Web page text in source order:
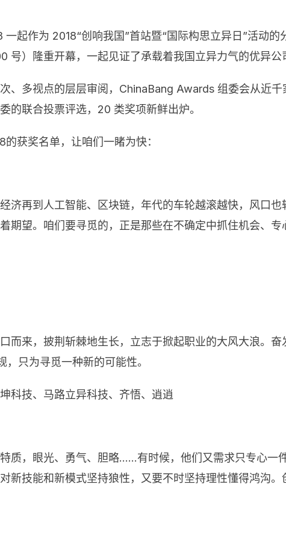
起作为 2018“创响我国”首站暨“国际构思立异日”活动
号）隆重开幕，一起见证了承载着我国立异力气的优异公
、多视点的层层审阅，ChinaBang Awards 组委会从近
的联合投票评选，20 类奖项新鲜出炉。
获奖名单，让咱们一睹为快：
济再到人工智能、区块链，年代的车轮越滚越快，风口
期望。咱们要寻觅的，正是那些在不确定中抓住机会、
而来，披荆斩棘地生长，立志于掀起职业的大风大浪。
，只为寻觅一种新的可能性。
科技、马路立异科技、齐悟、逍逍
质，眼光、勇气、胆略……有时候，他们又需求只专心一
新技能和新模式坚持狼性，又要不时坚持理性懂得鸿沟。